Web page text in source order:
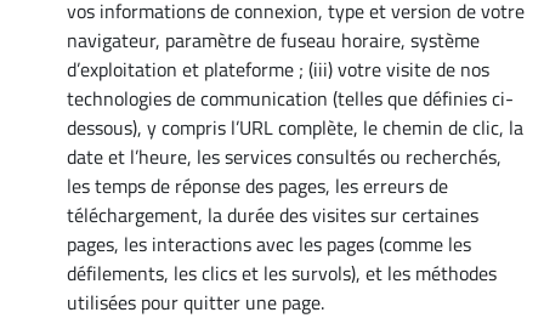
vos informations de connexion, type et version de votre
navigateur, paramètre de fuseau horaire, système
d’exploitation et plateforme ; (iii) votre visite de nos
technologies de communication (telles que définies ci-
dessous), y compris l’URL complète, le chemin de clic, la
date et l’heure, les services consultés ou recherchés,
les temps de réponse des pages, les erreurs de
téléchargement, la durée des visites sur certaines
pages, les interactions avec les pages (comme les
défilements, les clics et les survols), et les méthodes
utilisées pour quitter une page.